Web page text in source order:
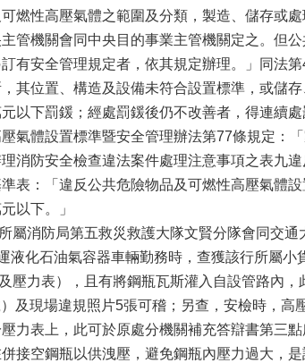
燃性高壓氣體之範圍及分類，製造、儲存或
管機關會同中央目的事業主管機關定之。但
有安全管理規定者，依其規定辦理。」同法
其位置、構造及設備未符合設置標準，或儲
以下罰鍰；經處罰鍰後仍不改善者，得連續
氣體設置標準暨安全管理辦法第77條規定：
消防安全檢查違法案件處理注意事項之表九
表：「違反公共危險物品及可燃性高壓氣體
以下。」
屬消防局第五救災救護大隊文賢分隊會同交通
化石油氣容器車輛勤務時，查獲該行所屬小
壓力表），且有將鋼瓶瓦斯灌入自設管路內
及現場違規照片5張可稽；另查，安檢時，高
力表上，此可於原處分機關補充答辯書第三
接空鋼瓶以供洩壓，避免鋼瓶內壓力過大，